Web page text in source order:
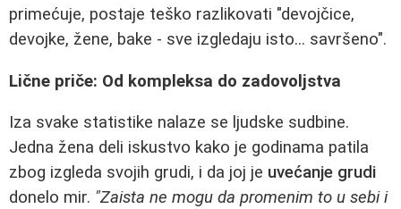
primećuje, postaje teško razlikovati "devojčice,
devojke, žene, bake - sve izgledaju isto... savršeno".
Lične priče: Od kompleksa do zadovoljstva
Iza svake statistike nalaze se ljudske sudbine.
Jedna žena deli iskustvo kako je godinama patila
zbog izgleda svojih grudi, i da joj je uvećanje grudi
donelo mir. "Zaista ne mogu da promenim to u sebi i